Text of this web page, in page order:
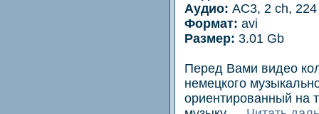
Аудио: AC3, 2 ch, 224
Формат: avi
Размер: 3.01 Gb
Перед Вами видео
немецкого
ориентированный на